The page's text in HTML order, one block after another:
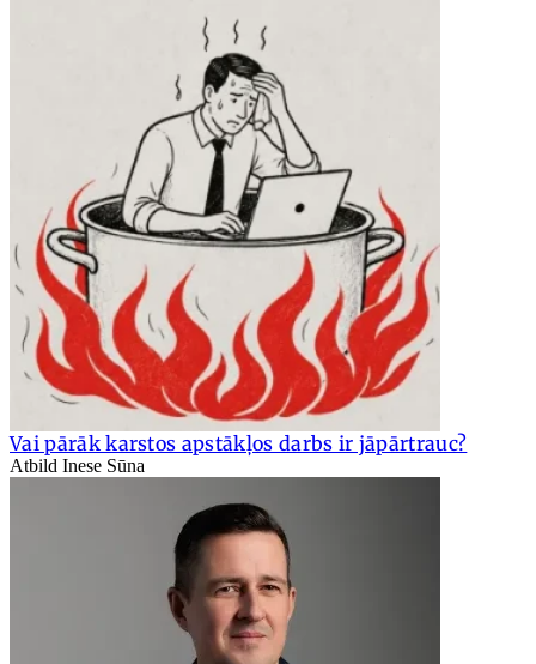
Vai pārāk karstos apstākļos darbs ir jāpārtrauc?
Atbild Inese Sūna